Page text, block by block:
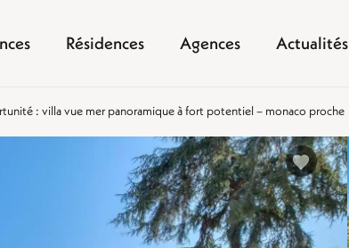
Résidences Agences Actualités
: villa vue mer panoramique à fort potentiel – monaco proche